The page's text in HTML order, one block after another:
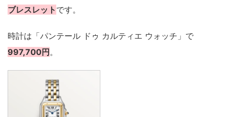
ブレスレット です。
時計は「パンテール ドゥ カルティエ ウォッチ」で
997,700円 。